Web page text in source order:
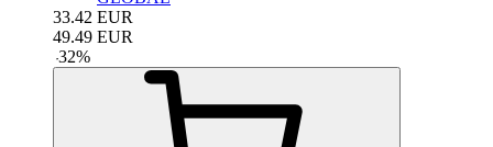
33.42 EUR
49.49 EUR
-32%